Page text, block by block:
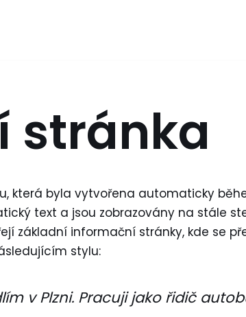
stránka
která byla vytvořena automaticky
text a jsou zobrazovány na stále
základní informační stránky, kde se
stylu:
v Plzni. Pracuji jako řidič